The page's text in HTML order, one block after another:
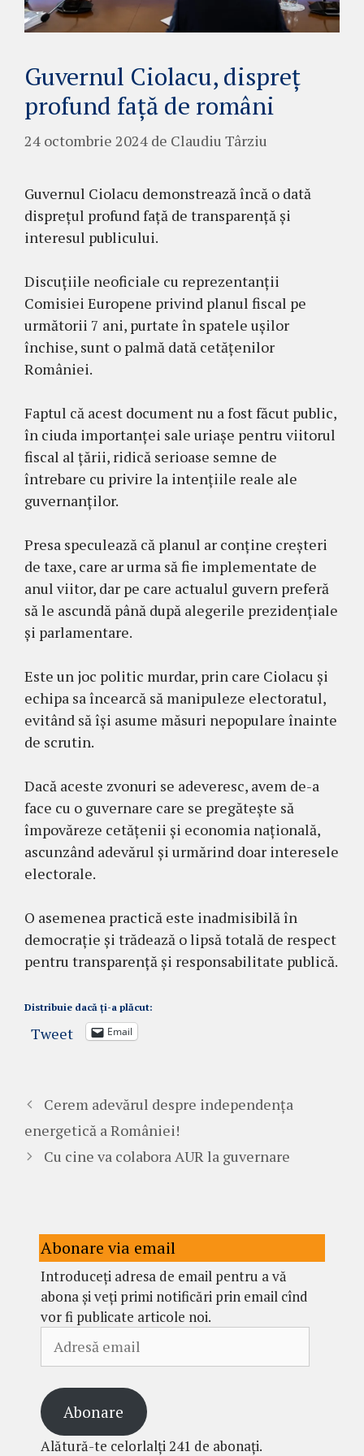
Guvernul Ciolacu, dispreț
profund față de români
24 octombrie 2024 de Claudiu Târziu
Guvernul Ciolacu demonstrează încă o dată
disprețul profund față de transparență și
interesul publicului.
Discuțiile neoficiale cu reprezentanții
Comisiei Europene privind planul fiscal pe
următorii 7 ani, purtate în spatele ușilor
închise, sunt o palmă dată cetățenilor
României.
Faptul că acest document nu a fost făcut public,
în ciuda importanței sale uriașe pentru viitorul
fiscal al țării, ridică serioase semne de
întrebare cu privire la intențiile reale ale
guvernanților.
Presa speculează că planul ar conține creșteri
de taxe, care ar urma să fie implementate de
anul viitor, dar pe care actualul guvern preferă
să le ascundă până după alegerile prezidențiale
și parlamentare.
Este un joc politic murdar, prin care Ciolacu și
echipa sa încearcă să manipuleze electoratul,
evitând să își asume măsuri nepopulare înainte
de scrutin.
Dacă aceste zvonuri se adeveresc, avem de-a
face cu o guvernare care se pregătește să
împovăreze cetățenii și economia națională,
ascunzând adevărul și urmărind doar interesele
electorale.
O asemenea practică este inadmisibilă în
democrație și trădează o lipsă totală de respect
pentru transparență și responsabilitate publică.
Distribuie dacă ți-a plăcut:
Tweet Email
Cerem adevărul despre independența
energetică a României!
Cu cine va colabora AUR la guvernare
Abonare via email
Introduceți adresa de email pentru a vă
abona și veți primi notificări prin email cînd
vor fi publicate articole noi.
email
Abonare
Alătură-te celorlalți 241 de abonați.